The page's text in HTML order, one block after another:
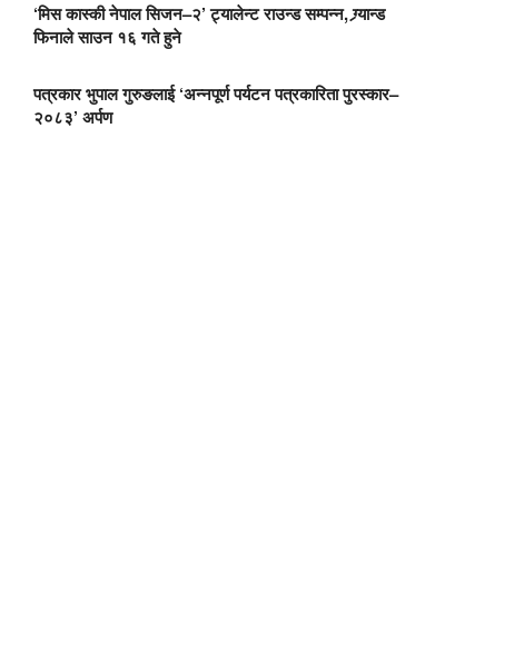
‘मिस कास्की नेपाल सिजन–२’ ट्यालेन्ट राउन्ड सम्पन्न, ग्र्यान्ड
फिनाले साउन १६ गते हुने
पत्रकार भुपाल गुरुङलाई ‘अन्नपूर्ण पर्यटन पत्रकारिता पुरस्कार–
२०८३’ अर्पण